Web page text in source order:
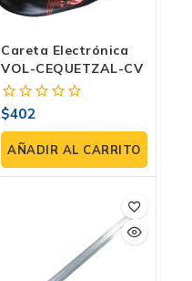
Careta Electrónica
VOL-CEQUETZAL-CV
0
fuera
de
5
$402
AÑADIR AL CARRITO